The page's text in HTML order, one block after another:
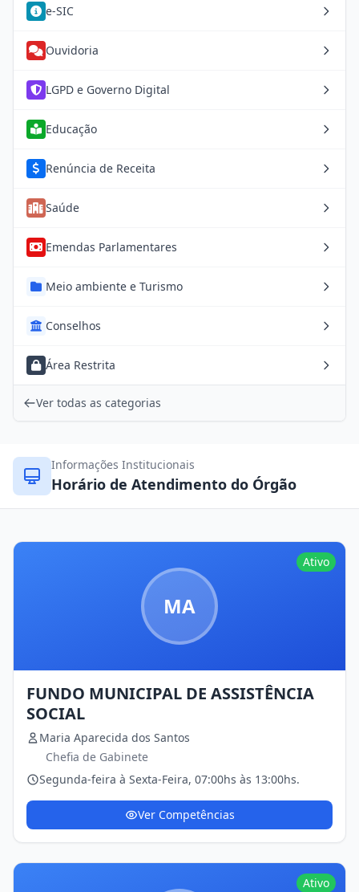
e-SIC
Ouvidoria
LGPD e Governo Digital
Educação
Renúncia de Receita
Saúde
Emendas Parlamentares
Meio ambiente e Turismo
Conselhos
Área Restrita
Ver todas as categorias
Informações Institucionais
Horário de Atendimento do Órgão
MA
Ativo
FUNDO MUNICIPAL DE ASSISTÊNCIA
SOCIAL
Maria Aparecida dos Santos
Chefia de Gabinete
Segunda-feira à Sexta-Feira, 07:00hs às 13:00hs.
Ver Competências
Ativo